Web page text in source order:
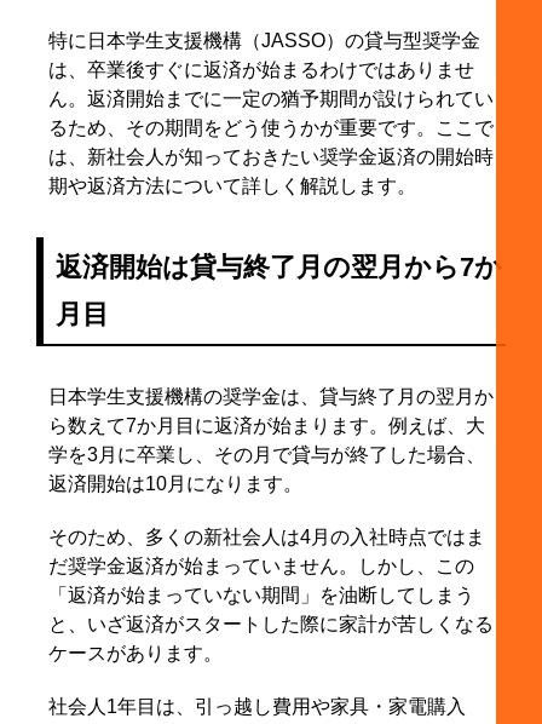
9-1. 新社会人の奨学金返済は何月から始まります
か？
9-2. 奨学金返済額は毎月いくらくらいですか？
9-3. 返済が厳しい場合、すぐ延滞になりますか？
9-4. 奨学金返済中でも貯金やNISAはできますか？
特に日本学生支援機構（JASSO）の貸与型奨学金
は、卒業後すぐに返済が始まるわけではありませ
ん。返済開始までに一定の猶予期間が設けられてい
るため、その期間をどう使うかが重要です。ここで
は、新社会人が知っておきたい奨学金返済の開始時
期や返済方法について詳しく解説します。
返済開始は貸与終了月の翌月から7か
月目
日本学生支援機構の奨学金は、貸与終了月の翌月か
ら数えて7か月目に返済が始まります。例えば、大
学を3月に卒業し、その月で貸与が終了した場合、
返済開始は10月になります。
そのため、多くの新社会人は4月の入社時点ではま
だ奨学金返済が始まっていません。しかし、この
「返済が始まっていない期間」を油断してしまう
と、いざ返済がスタートした際に家計が苦しくなる
ケースがあります。
社会人1年目は、引っ越し費用や家具・家電購入